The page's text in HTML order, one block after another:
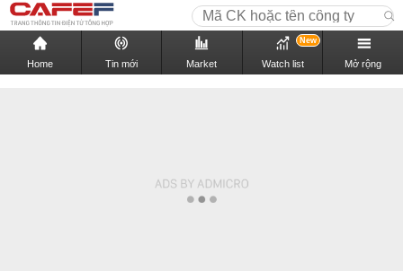
Home Tin mới Market Watch list
New
Mở rộng